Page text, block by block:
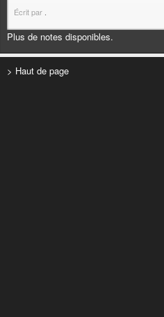
Écrit par
Plus de notes disponibles.
> Haut de page